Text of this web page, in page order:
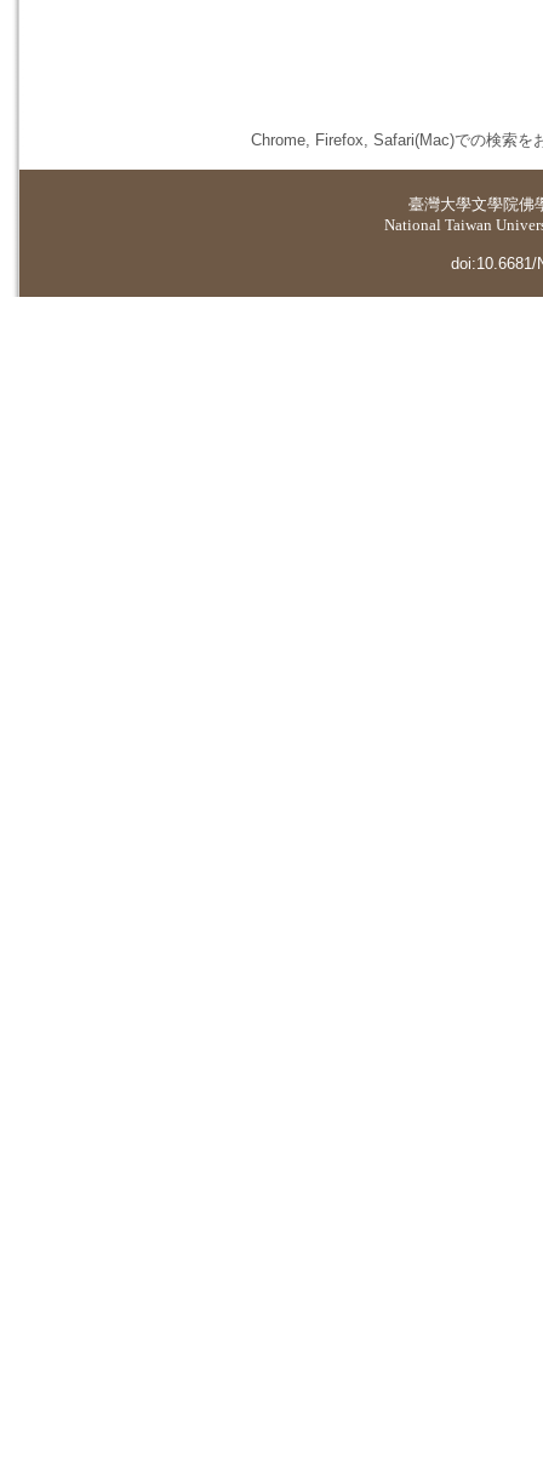
Chrome, Firefox, Safari(Mac)での検索を
臺灣大學文學院佛
National Taiwan
doi:10.6681/